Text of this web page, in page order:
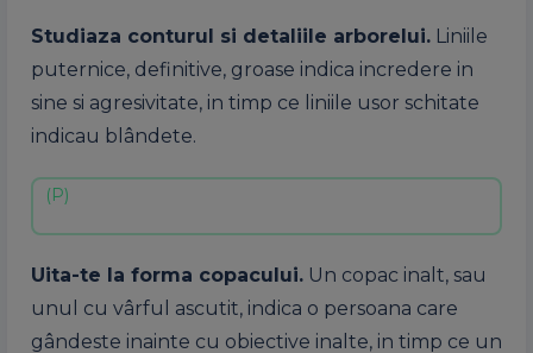
Studiaza conturul si detaliile arborelui. Liniile
puternice, definitive, groase indica incredere in
sine si agresivitate, in timp ce liniile usor schitate
indicau blândete.
Uita-te la forma copacului. Un copac inalt, sau
unul cu vârful ascutit, indica o persoana care
gândeste inainte cu obiective inalte, in timp ce un